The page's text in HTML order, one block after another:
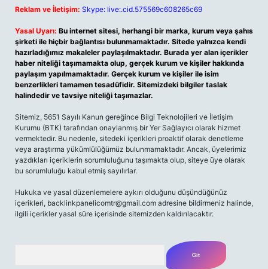
Reklam ve İletişim: Skype: live:.cid.575569c608265c69
Yasal Uyarı: Bu internet sitesi, herhangi bir marka, kurum veya şahıs
şirketi ile hiçbir bağlantısı bulunmamaktadır. Sitede yalnızca kendi
hazırladığımız makaleler paylaşılmaktadır. Burada yer alan içerikler
haber niteliği taşımamakta olup, gerçek kurum ve kişiler hakkında
paylaşım yapılmamaktadır. Gerçek kurum ve kişiler ile isim
benzerlikleri tamamen tesadüfidir. Sitemizdeki bilgiler taslak
halindedir ve tavsiye niteliği taşımazlar.
Sitemiz, 5651 Sayılı Kanun gereğince Bilgi Teknolojileri ve İletişim
Kurumu (BTK) tarafından onaylanmış bir Yer Sağlayıcı olarak hizmet
vermektedir. Bu nedenle, sitedeki içerikleri proaktif olarak denetleme
veya araştırma yükümlülüğümüz bulunmamaktadır. Ancak, üyelerimiz
yazdıkları içeriklerin sorumluluğunu taşımakta olup, siteye üye olarak
bu sorumluluğu kabul etmiş sayılırlar.
Hukuka ve yasal düzenlemelere aykırı olduğunu düşündüğünüz
içerikleri, backlinkpanelicomtr@gmail.com adresine bildirmeniz halinde,
ilgili içerikler yasal süre içerisinde sitemizden kaldırılacaktır.